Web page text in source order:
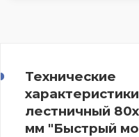
Технические
лестничный
мм "Быстрый